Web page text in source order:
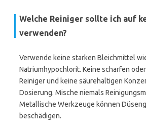
Welche Reiniger sollte ich auf
verwenden?
Verwende keine starken Bleichmittel
Natriumhypochlorit. Keine scharfen
Reiniger und keine säurehaltigen
Dosierung. Mische niemals
Metallische Werkzeuge können
beschädigen.